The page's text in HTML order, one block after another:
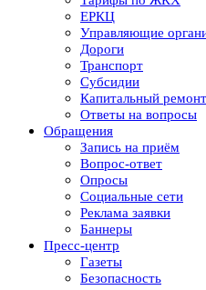
ЕРКЦ
Управляющие
Дороги
Транспорт
Субсидии
Капитальный ремонт
Ответы на вопросы
Обращения
Запись на приём
Вопрос-ответ
Опросы
Социальные сети
Реклама заявки
Баннеры
Пресс-центр
Газеты
Безопасность